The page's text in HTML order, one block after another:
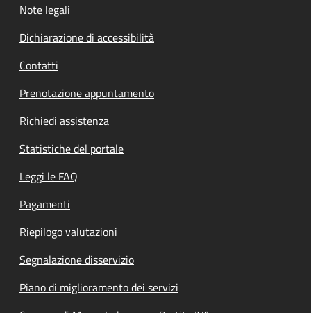
Note legali
Dichiarazione di accessibilità
Contatti
Prenotazione appuntamento
Richiedi assistenza
Statistiche del portale
Leggi le FAQ
Pagamenti
Riepilogo valutazioni
Segnalazione disservizio
Piano di miglioramento dei servizi